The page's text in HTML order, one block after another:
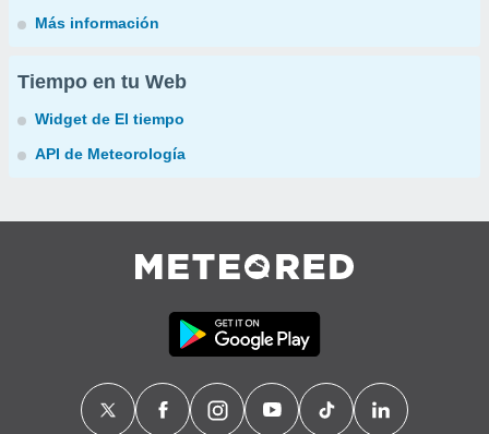
Más información
Tiempo en tu Web
Widget de El tiempo
API de Meteorología